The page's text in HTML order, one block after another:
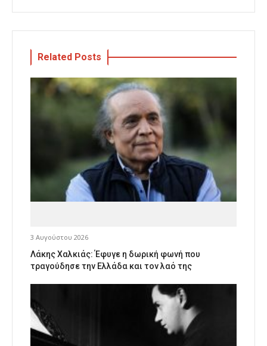
Related Posts
3 Αυγούστου 2026
Λάκης Χαλκιάς: Έφυγε η δωρική φωνή που
τραγούδησε την Ελλάδα και τον λαό της